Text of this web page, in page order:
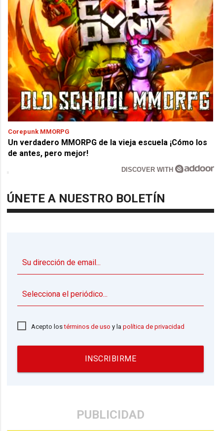
Corepunk MMORPG
Un verdadero MMORPG de la vieja escuela ¡Cómo los
de antes, pero mejor!
DISCOVER WITH
ÚNETE A NUESTRO BOLETÍN
Acepto lostérminos de uso y lapolítica de privacidad
INSCRIBIRME
PUBLICIDAD